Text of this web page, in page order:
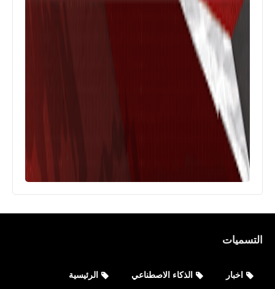
متطلبات تشغيل لعبة Lost Light‏ على
التسميات
اخبار الذكاء الاصطناعي الرئيسية